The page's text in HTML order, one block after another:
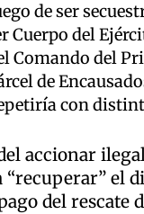
de ser
Cuerpo del
Comando del
de
con
accionar
el
del rescate